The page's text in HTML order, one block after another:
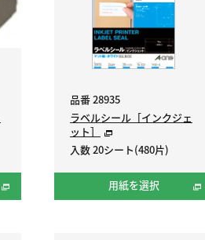
品番 28935
ラベルシール［インクジェ
ット］
入数 20シート(480片)
用紙を選択